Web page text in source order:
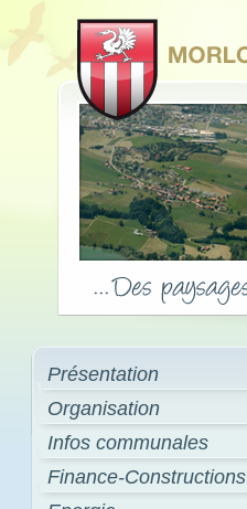
Présentation
Organisation
Infos communales
Finance-Constructions